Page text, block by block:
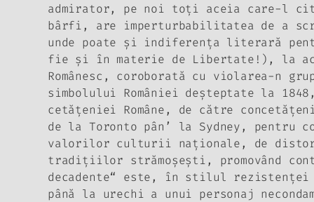
admirator, pe noi toţi aceia care-l
bârfi, are imperturbabilitatea de a
unde poate şi indiferenţa literară
fie şi în materie de Libertate!), la
Românesc, coroborată cu violarea-n
simbolului României deşteptate la
cetăţeniei Române, de către
de la Toronto pân’ la Sydney, pentru
valorilor culturii naţionale, de
tradiţiilor strămoşeşti, promovând
decadente“ este, în stilul
până la urechi a unui personaj